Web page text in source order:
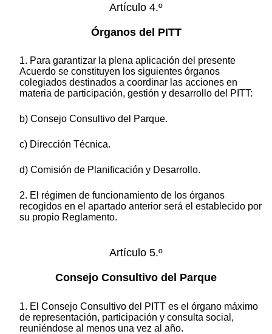
Artículo 4.º
Órganos del PITT
1. Para garantizar la plena aplicación del presente
Acuerdo se constituyen los siguientes órganos
colegiados destinados a coordinar las acciones en
materia de participación, gestión y desarrollo del PITT:
b) Consejo Consultivo del Parque.
c) Dirección Técnica.
d) Comisión de Planificación y Desarrollo.
2. El régimen de funcionamiento de los órganos
recogidos en el apartado anterior será el establecido por
su propio Reglamento.
Artículo 5.º
Consejo Consultivo del Parque
1. El Consejo Consultivo del PITT es el órgano máximo
de representación, participación y consulta social,
reuniéndose al menos una vez al año.